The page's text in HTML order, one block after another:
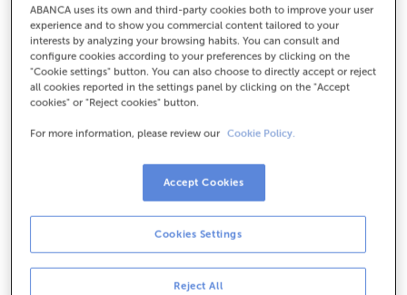
944372457
Com arribar
De dilluns a divendres de8:15 a 14:00.
cita prèviai t'atendrem el dia i hora que
Operacions amb efectiu
Clients: de dilluns a divendres de 8:15 a 11:00
ABANCA uses its own and third-party cookies both to improve your user
experience and to show you commercial content tailored to your
interests by analyzing your browsing habits. You can consult and
configure cookies according to your preferences by clicking on the
"Cookie settings" button. You can also choose to directly accept or reject
all cookies reported in the settings panel by clicking on the "Accept
cookies" or "Reject cookies" button.
For more information, please review our Cookie Policy.
Reject All
Cookies Settings
Accept Cookies